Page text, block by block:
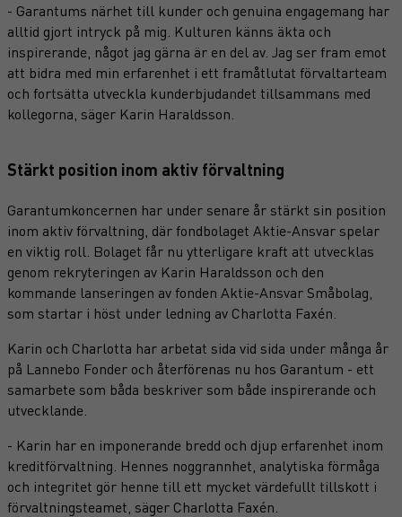
- Garantums närhet till kunder och genuina engagemang har
alltid gjort intryck på mig. Kulturen känns äkta och
inspirerande, något jag gärna är en del av. Jag ser fram emot
att bidra med min erfarenhet i ett framåtlutat förvaltarteam
och fortsätta utveckla kunderbjudandet tillsammans med
kollegorna, säger Karin Haraldsson.
Stärkt position inom aktiv förvaltning
Garantumkoncernen har under senare år stärkt sin position
inom aktiv förvaltning, där fondbolaget Aktie-Ansvar spelar
en viktig roll. Bolaget får nu ytterligare kraft att utvecklas
genom rekryteringen av Karin Haraldsson och den
kommande lanseringen av fonden Aktie-Ansvar Småbolag,
som startar i höst under ledning av Charlotta Faxén.
Karin och Charlotta har arbetat sida vid sida under många år
på Lannebo Fonder och återförenas nu hos Garantum - ett
samarbete som båda beskriver som både inspirerande och
utvecklande.
- Karin har en imponerande bredd och djup erfarenhet inom
kreditförvaltning. Hennes noggrannhet, analytiska förmåga
och integritet gör henne till ett mycket värdefullt tillskott i
förvaltningsteamet, säger Charlotta Faxén.